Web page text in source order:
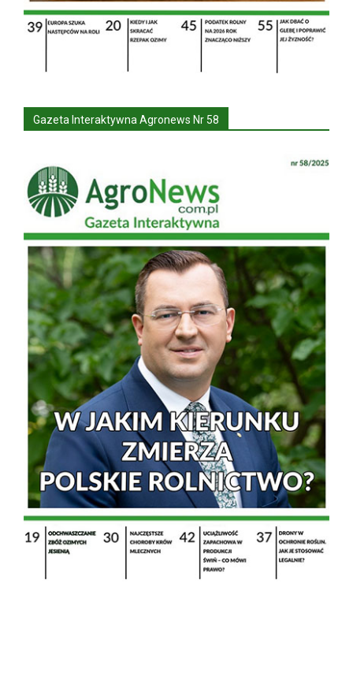
Gazeta Interaktywna Agronews Nr 58